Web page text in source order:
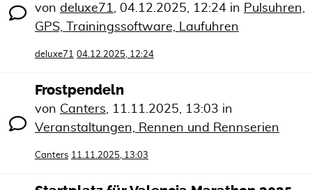
von deluxe71, 04.12.2025, 12:24 in Pulsuhren,
GPS, Trainingssoftware, Laufuhren
deluxe71 04.12.2025, 12:24
Frostpendeln
von Canters, 11.11.2025, 13:03 in
Veranstaltungen, Rennen und Rennserien
Canters 11.11.2025, 13:03